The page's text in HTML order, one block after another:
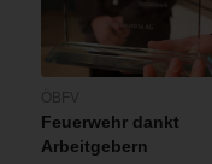
Feuerwehr dankt
Arbeitgebern